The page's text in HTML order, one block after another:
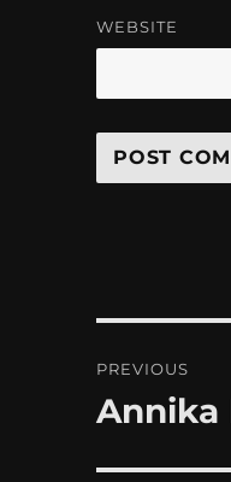
WEBSITE
PREVIOUS
Previous
Annika